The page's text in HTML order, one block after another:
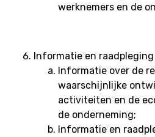
werknemers en de
Informatie en
Informatie over de
waarschijnlijke
activiteiten en de
de onderneming;
Informatie en